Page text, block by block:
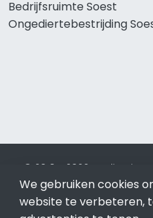
Bedrijfsruimte Soest
Ongediertebestrijding
© 2019 - 2026 Realisatie
Internet. Betaal alleen
optimalisatie No Cure No
We gebruiken cookies
website te verbeteren,